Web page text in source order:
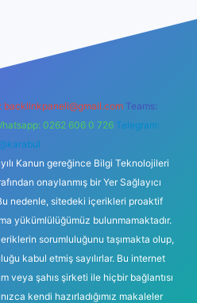
backlinkpaneli@gmail.com Teams:
0262 606 0 726 Telegram:
Kanun gereğince Bilgi Teknolojileri
onaylanmış bir Yer Sağlayıcı
nedenle, sitedeki içerikleri proaktif
yükümlülüğümüz bulunmamaktadır.
sorumluluğunu taşımakta olup,
kabul etmiş sayılırlar. Bu internet
veya şahıs şirketi ile hiçbir bağlantısı
kendi hazırladığımız makaleler